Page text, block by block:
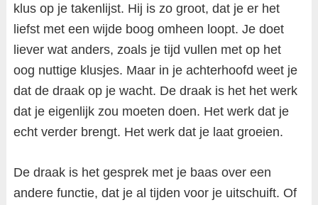
klus op je takenlijst. Hij is zo groot, dat je er het
liefst met een wijde boog omheen loopt. Je doet
liever wat anders, zoals je tijd vullen met op het
oog nuttige klusjes. Maar in je achterhoofd weet je
dat de draak op je wacht. De draak is het het werk
dat je eigenlijk zou moeten doen. Het werk dat je
echt verder brengt. Het werk dat je laat groeien.
De draak is het gesprek met je baas over een
andere functie, dat je al tijden voor je uitschuift. Of